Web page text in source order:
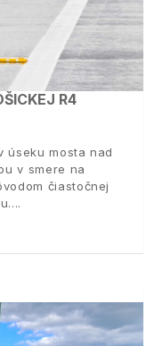
R4
úseku mosta nad
v smere na
čiastočnej